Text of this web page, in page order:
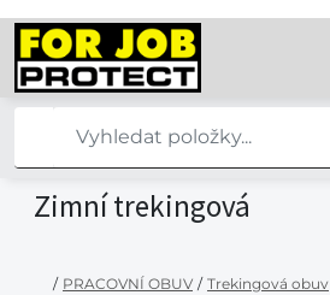
Zimní trekingová
/ PRACOVNÍ OBUV / Trekingová obuv